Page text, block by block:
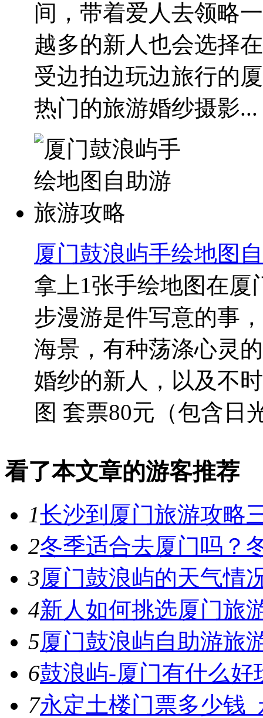
间，带着爱人去领略
越多的新人也会选择
受边拍边玩边旅行的
热门的旅游婚纱摄影...
厦门鼓浪屿手绘地图
拿上1张手绘地图在厦
步漫游是件写意的事
海景，有种荡涤心灵
婚纱的新人，以及不
图 套票80元（包含日
看了本文章的游客推荐
1长沙到厦门旅游攻略
2冬季适合去厦门吗？
3厦门鼓浪屿的天气情
4新人如何挑选厦门旅
5厦门鼓浪屿自助游旅
6鼓浪屿-厦门有什么好
7永定土楼门票多少钱